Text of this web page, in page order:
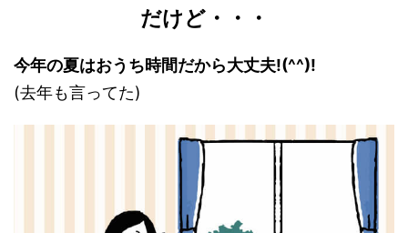
だけど・・・
今年の夏はおうち時間だから大丈夫!(^^)!
(去年も言ってた)